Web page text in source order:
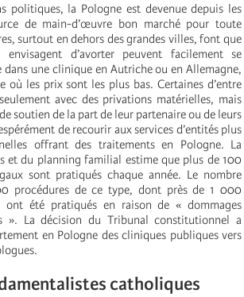
politiques, la Pologne est devenue depuis les
de main-d’œuvre bon marché pour toute
surtout en dehors des grandes villes, font que
d’avorter peuvent facilement se
dans une clinique en Autriche ou en Allemagne,
où les prix sont les plus bas. Certaines d’entre
avec des privations matérielles, mais
soutien de la part de leur partenaire ou de leurs
de recourir aux services d’entités plus
offrant des traitements en Pologne. La
et du planning familial estime que plus de 100
sont pratiqués chaque année. Le nombre
procédures de ce type, dont près de 1 000
ont été pratiqués en raison de « dommages
». La décision du Tribunal constitutionnel a
en Pologne des cliniques publiques vers
catholiques